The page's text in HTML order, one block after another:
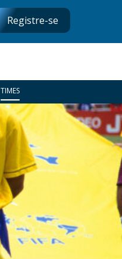
Registre-se
TIMES